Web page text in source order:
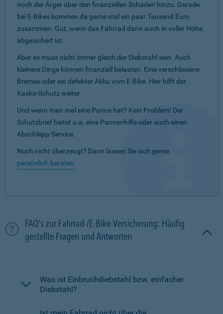
noch der Ärger über den finanziellen Schaden hinzu. Gerade
bei E-Bikes kommen da gerne mal ein paar Tausend Euro
zusammen. Gut, wenn das Fahrrad dann auch in voller Höhe
abgesichert ist.
Aber es muss nicht immer gleich der Diebstahl sein. Auch
kleinere Dinge können finanziell belasten. Eine verschlissene
Bremse oder ein defekter Akku vom E-Bike. Hier hilft der
Kasko-Schutz weiter.
Und wenn man mal eine Panne hat? Kein Problem! Der
Schutzbrief bietet u.a. eine Pannenhilfe oder auch einen
Abschlepp-Service.
Noch nicht überzeugt? Dann lassen Sie sich gerne
persönlich beraten.
FAQ's zur Fahrrad-/E-Bike-Versicherung: Häufig
gestellte Fragen und Antworten
Was ist Einbruchdiebstahl bzw. einfacher
Diebstahl?